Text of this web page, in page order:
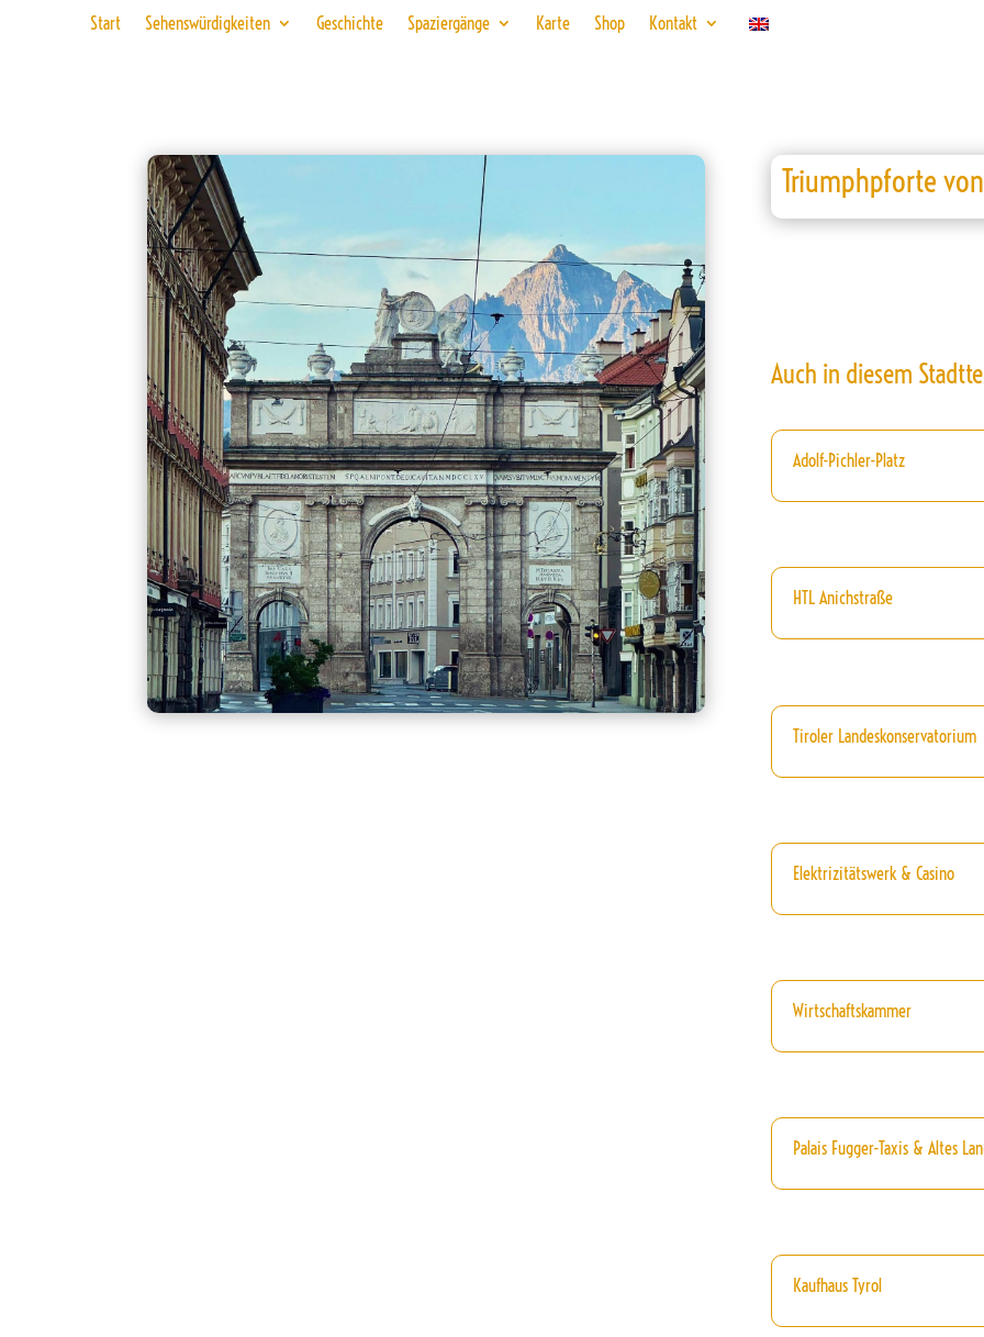
Start Sehenswürdigkeiten Geschichte Spaziergänge Karte Shop Kontakt
Triumphpforte
Auch in diesem
Adolf-Pichler-Platz
HTL Anichstraße
Tiroler Landeskonservatorium
Elektrizitätswerk & Casino
Wirtschaftskammer
Palais Fugger-Taxis & Altes
Kaufhaus Tyrol